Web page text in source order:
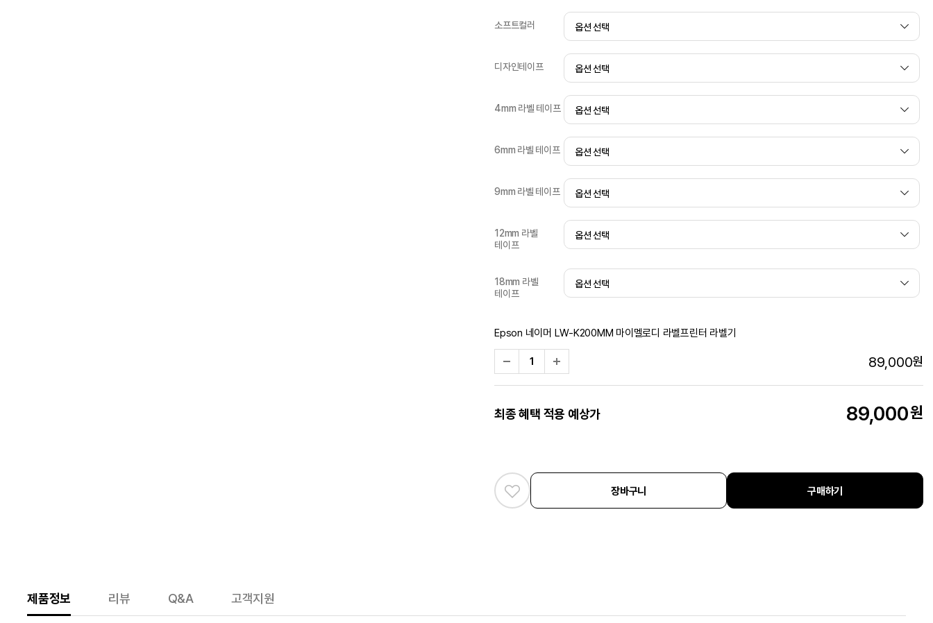
소프트컬러
디자인테이프
4mm 라벨 테이프
6mm 라벨 테이프
9mm 라벨 테이프
12mm 라벨
테이프
18mm 라벨
테이프
Epson 네이머 LW-K200MM 마이멜로디 라벨프린터 라벨기
89,000원
최종 혜택 적용 예상가 89,000원
장바구니 구매하기
제품정보 리뷰 Q&A 고객지원